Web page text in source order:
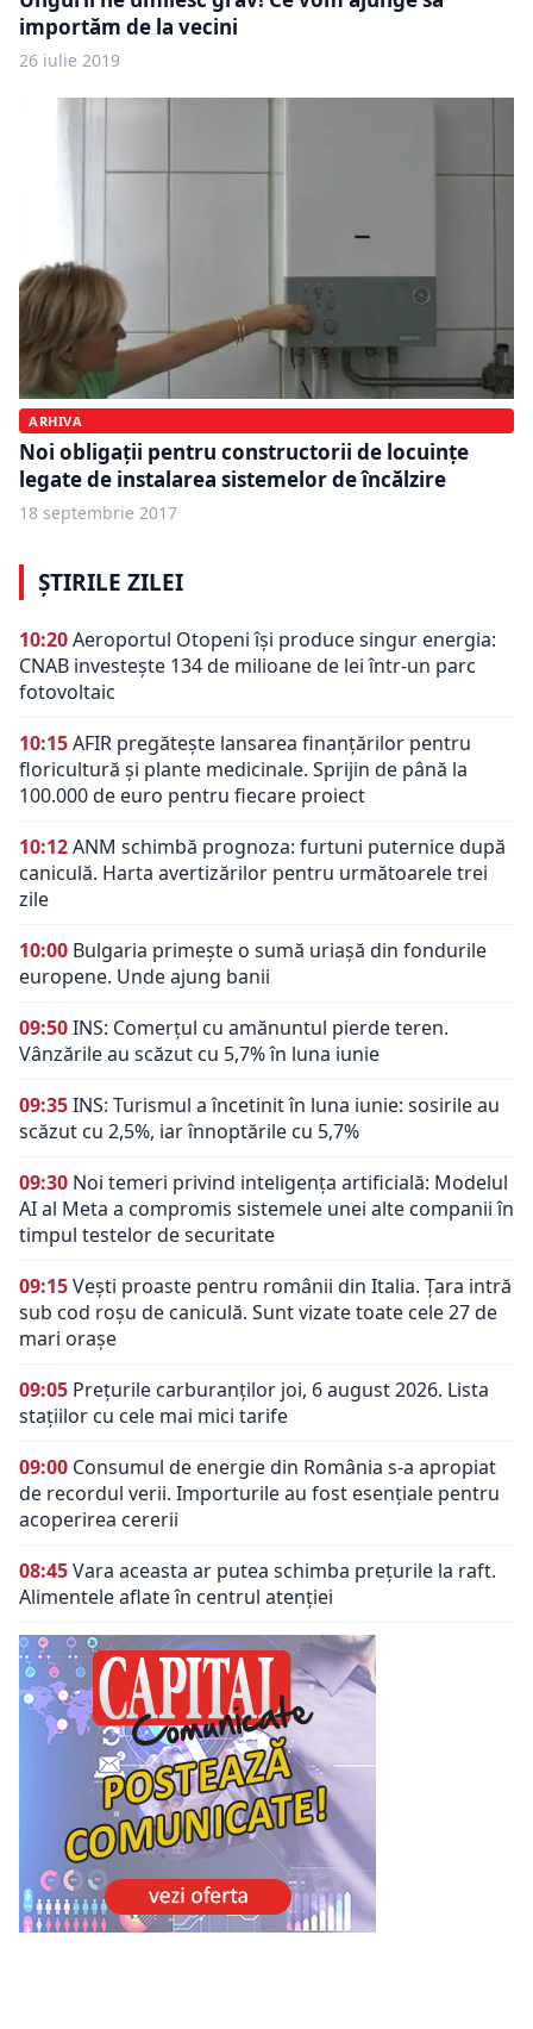
importăm de la vecini
26 iulie 2019
ARHIVA
Noi obligaţii pentru constructorii de locuinţe
legate de instalarea sistemelor de încălzire
18 septembrie 2017
ȘTIRILE ZILEI
10:20Aeroportul Otopeni își produce singur energia:
CNAB investește 134 de milioane de lei într-un parc
fotovoltaic
10:15AFIR pregătește lansarea finanțărilor pentru
floricultură și plante medicinale. Sprijin de până la
100.000 de euro pentru fiecare proiect
10:12ANM schimbă prognoza: furtuni puternice după
caniculă. Harta avertizărilor pentru următoarele trei
zile
10:00 Bulgaria primește o sumă uriașă din fondurile
europene. Unde ajung banii
09:50INS: Comerțul cu amănuntul pierde teren.
Vânzările au scăzut cu 5,7% în luna iunie
09:35INS: Turismul a încetinit în luna iunie: sosirile au
scăzut cu 2,5%, iar înnoptările cu 5,7%
09:30 Noi temeri privind inteligența artificială: Modelul
AI al Meta a compromis sistemele unei alte companii în
timpul testelor de securitate
09:15Vești proaste pentru românii din Italia. Țara intră
sub cod roșu de caniculă. Sunt vizate toate cele 27 de
mari orașe
09:05 Prețurile carburanților joi, 6 august 2026. Lista
stațiilor cu cele mai mici tarife
09:00 Consumul de energie din România s-a apropiat
de recordul verii. Importurile au fost esențiale pentru
acoperirea cererii
08:45Vara aceasta ar putea schimba prețurile la raft.
Alimentele aflate în centrul atenției